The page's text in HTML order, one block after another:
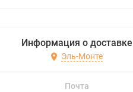
Информация о доставке
Эль-Монте
Почта